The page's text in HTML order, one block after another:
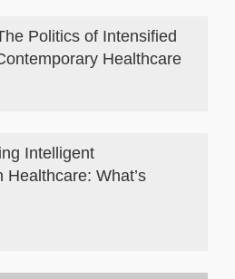
Politics of Intensified
Healthcare
Intelligent
What’s